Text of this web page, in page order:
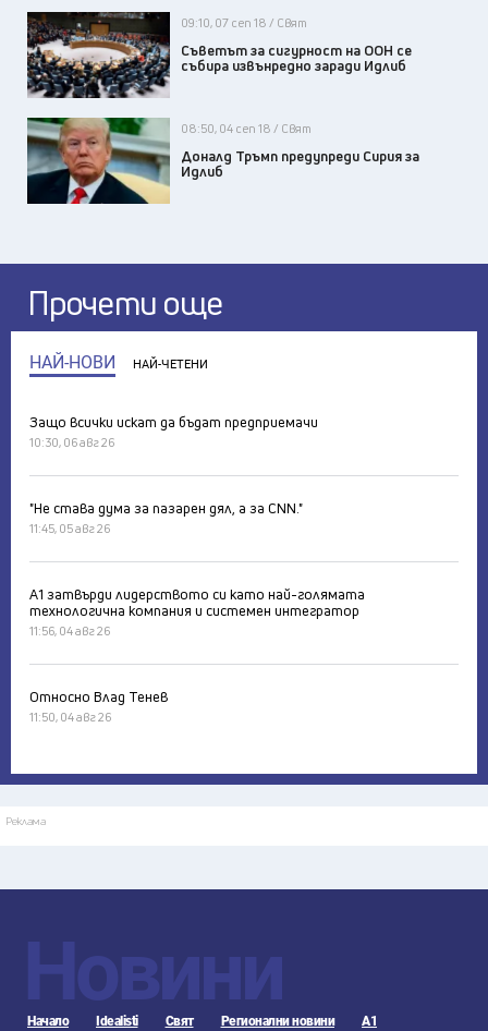
09:10, 07 сеп 18 / Свят
Съветът за сигурност на ООН се
събира извънредно заради Идлиб
08:50, 04 сеп 18 / Свят
Доналд Тръмп предупреди Сирия за
Идлиб
Прочети още
НАЙ-НОВИ НАЙ-ЧЕТЕНИ
Защо всички искат да бъдат предприемачи
10:30, 06 авг 26
"Не става дума за пазарен дял, а за CNN."
11:45, 05 авг 26
А1 затвърди лидерството си като най-голямата
технологична компания и системен интегратор
11:56, 04 авг 26
Относно Влад Тенев
11:50, 04 авг 26
Реклама
Новини
Начало Idealisti Свят Регионални новини А1